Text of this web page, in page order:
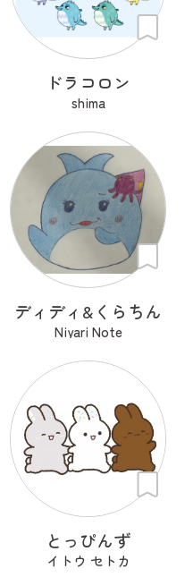
ドラコロン
shima
ディディ&くらちん
Niyari Note
とっぴんず
イトウ セトカ